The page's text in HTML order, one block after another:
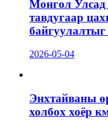
Монгол Улсад
тавдугаар
байгуулалтыг
2026-05-04
Энхтайваны
холбох хоёр